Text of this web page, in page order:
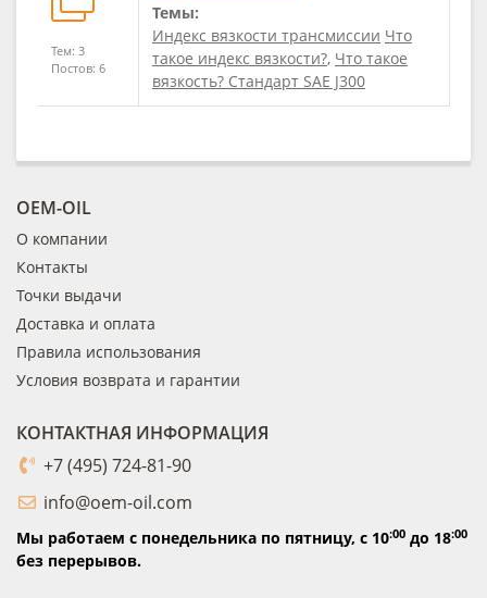
Тем: 3
Постов: 6
Темы:
Индекс вязкости трансмиссии Что
такое индекс вязкости?, Что такое
вязкость? Стандарт SAE J300
OEM-OIL
О компании
Контакты
Точки выдачи
Доставка и оплата
Правила использования
Условия возврата и гарантии
КОНТАКТНАЯ ИНФОРМАЦИЯ
+7 (495) 724-81-90
info@oem-oil.com
Мы работаем с понедельника по пятницу, с 10:00 до 18:00
без перерывов.